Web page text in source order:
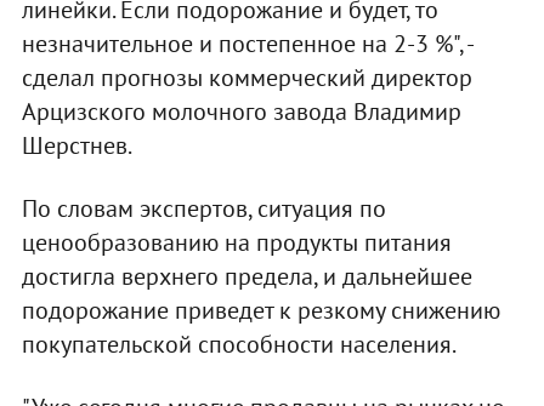
линейки. Если подорожание и будет, то
незначительное и постепенное на 2-3 %", -
сделал прогнозы коммерческий директор
Арцизского молочного завода Владимир
Шерстнев.
По словам экспертов, ситуация по
ценообразованию на продукты питания
достигла верхнего предела, и дальнейшее
подорожание приведет к резкому снижению
покупательской способности населения.